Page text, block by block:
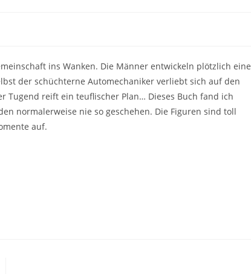
ins Wanken. Die Männer entwickeln plötzlich eine
der schüchterne Automechaniker verliebt sich auf den
Tugend reift ein teuflischer Plan… Dieses Buch fand ich
normalerweise nie so geschehen. Die Figuren sind toll
auf.